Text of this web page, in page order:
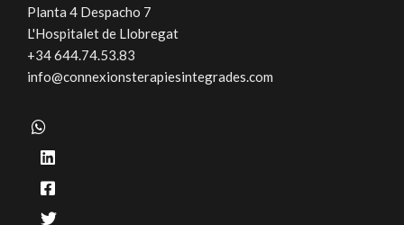
Planta 4 Despacho 7
L'Hospitalet de Llobregat
+34 644.74.53.83
info@connexionsterapiesintegrades.com